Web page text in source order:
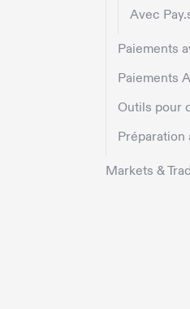
Avec
Paiements
Paiements
Outils pour
Préparation
Markets &